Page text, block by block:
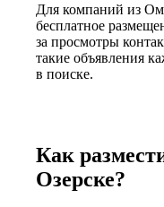
Для компаний из
бесплатное
за просмотры
такие объявления
в поиске.
Как
Озерске?